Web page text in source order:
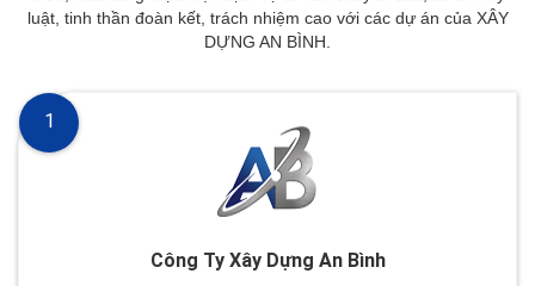
luật, tinh thần đoàn kết, trách nhiệm cao với các dự án của XÂY
DỰNG AN BÌNH.
Công Ty Xây Dựng An Bình
1